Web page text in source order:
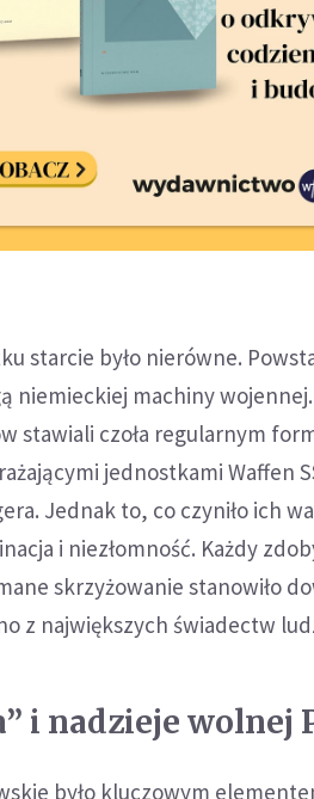
starcie było nierówne.
niemieckiej machiny
stawiali czoła regularnym
jednostkami Waffen
Jednak to, co czyniło ich
i niezłomność. Każdy
skrzyżowanie stanowiło
z największych świadectw
i nadzieje wolnej
było kluczowym